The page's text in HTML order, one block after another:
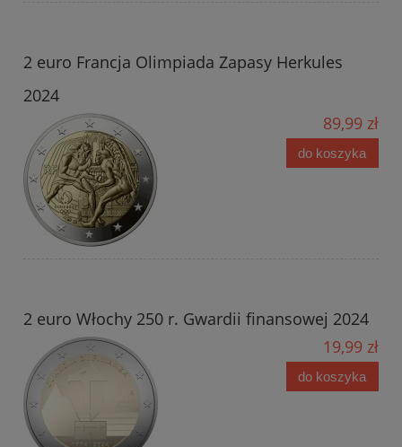
2 euro Francja Olimpiada Zapasy Herkules
2024
89,99 zł
do koszyka
2 euro Włochy 250 r. Gwardii finansowej 2024
19,99 zł
do koszyka